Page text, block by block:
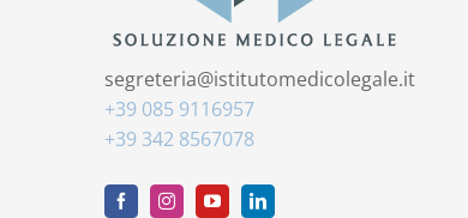
segreteria@istitutomedicolegale.it
+39 085 9116957
+39 342 8567078